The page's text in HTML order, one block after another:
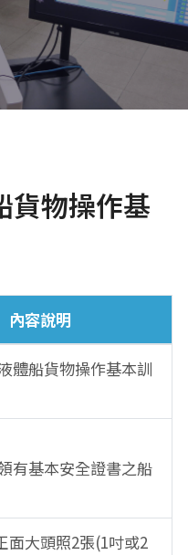
貨物操作基
內容說明
體船貨物操作基本訓
有基本安全證書之船
面大頭照2張(1吋或2